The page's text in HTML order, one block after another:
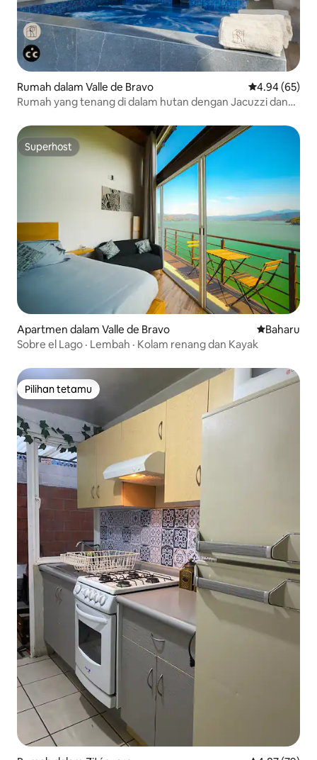
Rumah dalam Valle de Bravo Penarafan
4.94 (65)
Rumah yang tenang di dalam hutan dengan Jacuzzi dan
Superhost
Superhost
Apartmen dalam Valle de Bravo Tempat
Baharu
Sobre el Lago · Lembah · Kolam renang dan Kayak
Pilihan tetamu
Pilihan tetamu